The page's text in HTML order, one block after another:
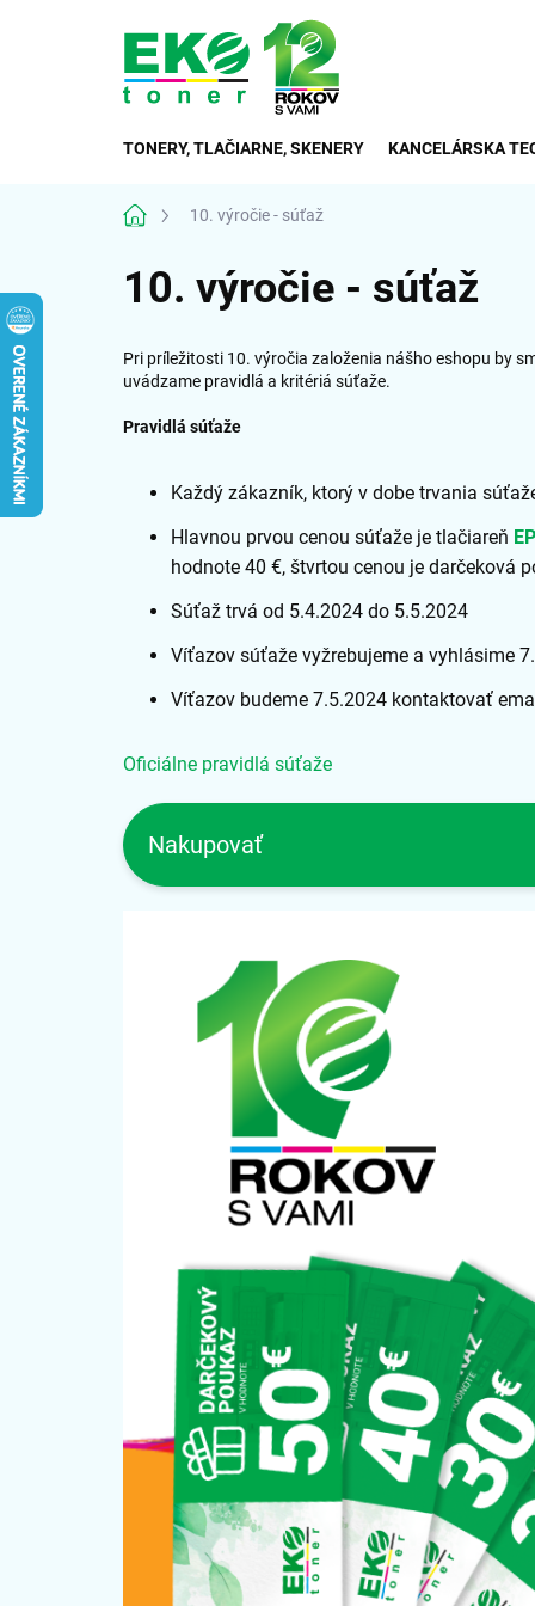
TONERY, TLAČIARNE, SKENERY KANCELÁRSKA
Domov10. výročie - súťaž
10. výročie - súťaž
Pri príležitosti 10. výročia založenia nášho eshopu by
uvádzame pravidlá a kritériá súťaže.
Pravidlá súťaže
Každý zákazník, ktorý v dobe trvania
Hlavnou prvou cenou súťaže je tlačiareň
hodnote 40 €, štvrtou cenou je darčeková
Súťaž trvá od 5.4.2024 do 5.5.2024
Víťazov súťaže vyžrebujeme a vyhlásime
Víťazov budeme 7.5.2024 kontaktovať
Oficiálne pravidlá súťaže
Nakupovať